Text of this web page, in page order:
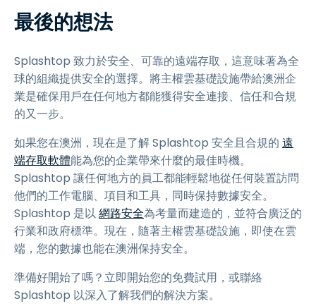
最後的想法
Splashtop 致力於安全、可靠的遠端存取，這意味著為全
球的組織提供安全的選擇。將主權雲基礎設施帶給澳洲企
業是確保用戶在任何地方都能獲得安全連接、信任和合規
的又一步。
如果您在澳洲，現在是了解 Splashtop 安全且合規的 遠
端存取軟體能為您的企業帶來什麼的最佳時機。
Splashtop 讓任何地方的員工都能輕鬆地從任何裝置訪問
他們的工作電腦、項目和工具，同時保持數據安全。
Splashtop 是以網路安全為考量而建造的，並符合廣泛的
行業和政府標準。現在，隨著主權雲基礎設施，即使在雲
端，您的數據也能在澳洲保持安全。
準備好開始了嗎？立即開始您的免費試用，或聯絡
Splashtop 以深入了解我們的解決方案。